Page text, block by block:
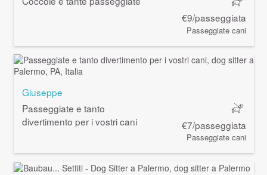
€9/passeggiata
Passeggiate cani
Giuseppe
Passeggiate e tanto
divertimento per i vostri cani
€7/passeggiata
Passeggiate cani